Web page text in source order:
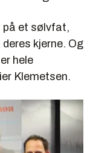
på et sølvfat,
kjerne. Og
hele
Klemetsen.